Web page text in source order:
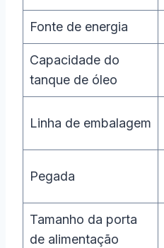
Fonte de energia
Capacidade do
tanque de óleo
Linha de embalagem
Pegada
Tamanho da porta
de alimentação